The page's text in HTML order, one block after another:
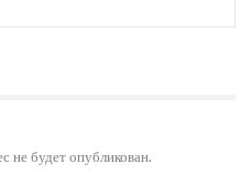
не будет опубликован.